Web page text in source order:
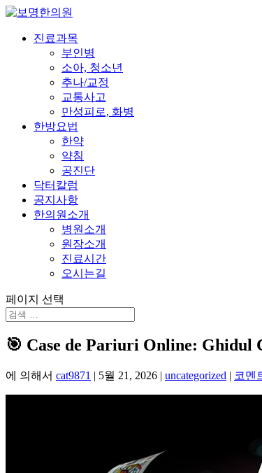
진료과목
부인병
소아, 청소년
추나/교정
교통사고
만성피로, 화병
한방요법
한약
약침
공진단
닥터칼럼
공지사항
한의원소개
병원소개
원장소개
진료시간
오시는길
페이지 선택
🎯 Case de Pariuri Online:
에 의해서 cat9871 | 5월 21, 2026 | uncategorized | 코멘